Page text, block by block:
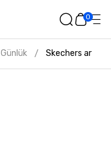
0
Günlük / Skechers arch